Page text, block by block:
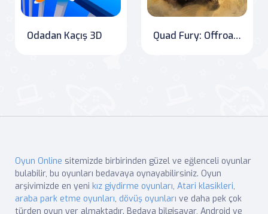
Odadan Kaçış 3D Quad Fury: Offroad Challenge
Oyun Online sitemizde birbirinden güzel ve eğlenceli oyunlar
bulabilir, bu oyunları bedavaya oynayabilirsiniz. Oyun
arşivimizde en yeni kız giydirme oyunları, Atari klasikleri,
araba park etme oyunları, dövüş oyunları ve daha pek çok
türden oyun yer almaktadır. Bedava bilgisayar, Android ve